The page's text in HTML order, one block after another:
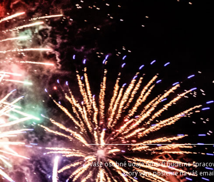
Vaše osobné údaje (email) budeme
ktorý vám pošleme na váš